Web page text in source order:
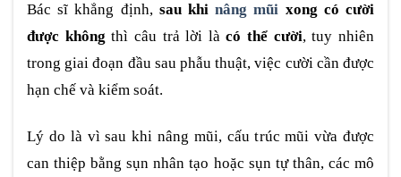
Bác sĩ khẳng định, sau khinâng mũi xong có cười
được không thì câu trả lời làcó thể cười, tuy nhiên
trong giai đoạn đầu sau phẫu thuật, việc cười cần được
hạn chế và kiểm soát.
Lý do là vì sau khi nâng mũi, cấu trúc mũi vừa được
can thiệp bằng sụn nhân tạo hoặc sụn tự thân, các mô